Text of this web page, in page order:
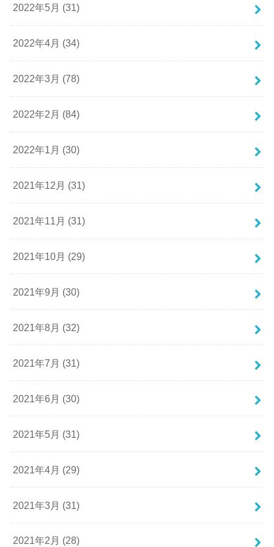
2022年5月 (31)
2022年4月 (34)
2022年3月 (78)
2022年2月 (84)
2022年1月 (30)
2021年12月 (31)
2021年11月 (31)
2021年10月 (29)
2021年9月 (30)
2021年8月 (32)
2021年7月 (31)
2021年6月 (30)
2021年5月 (31)
2021年4月 (29)
2021年3月 (31)
2021年2月 (28)